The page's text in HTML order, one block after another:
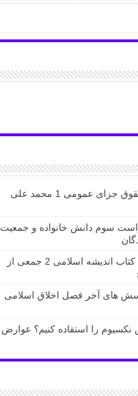
دریافت جزوه حقوق جزای عمومی 1 محمد علی
سوم دانش خانواده و جمعیت
دانلود جدیدترین کتاب اندیشه اسلامی 2 جمعی از
های آخر فصل اخلاق اسلامی
نکسیوم را استفاده کنیم؟ عوارض